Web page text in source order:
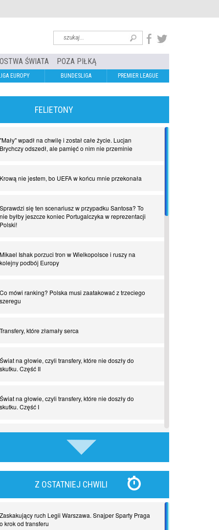
ŚWIATA POZA PIŁKĄ
EUROPY BUNDESLIGA PREMIER LEAGUE
FELIETONY
"Mały" wpadł na chwilę i został całe życie. Lucjan
Brychczy odszedł, ale pamięć o nim nie przeminie
Krową nie jestem, bo UEFA w końcu mnie przekonała
Sprawdzi się ten scenariusz w przypadku Santosa? To
nie byłby jeszcze koniec Portugalczyka w reprezentacji
Polski!
Mikael Ishak porzuci tron w Wielkopolsce i ruszy na
kolejny podbój Europy
Co mówi ranking? Polska musi zaatakować z trzeciego
szeregu
Transfery, które złamały serca
Świat na głowie, czyli transfery, które nie doszły do
skutku. Część II
Świat na głowie, czyli transfery, które nie doszły do
skutku. Część I
owca cała?
Z OSTATNIEJ CHWILI
Zaskakujący ruch Legii Warszawa. Snajper Sparty Praga
o krok od transferu